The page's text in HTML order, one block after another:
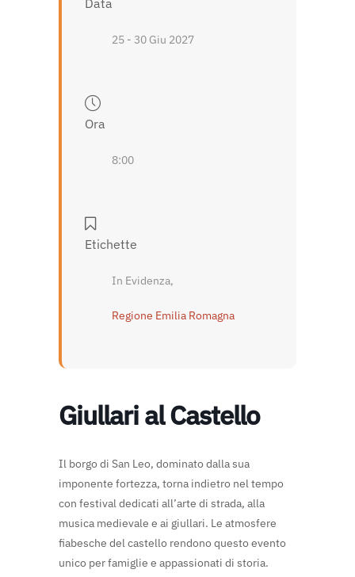
Data
25 - 30 Giu 2027
Ora
8:00
Etichette
In Evidenza,
Regione Emilia Romagna
Giullari al Castello
Il borgo di San Leo, dominato dalla sua
imponente fortezza, torna indietro nel tempo
con festival dedicati all’arte di strada, alla
musica medievale e ai giullari. Le atmosfere
fiabesche del castello rendono questo evento
unico per famiglie e appassionati di storia.